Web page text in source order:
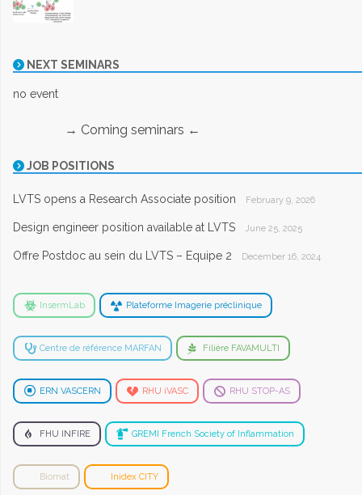
NEXT SEMINARS
no event
→ Coming seminars ←
JOB POSITIONS
LVTS opens a Research Associate position February 9, 2026
Design engineer position available at LVTS June 25, 2025
Offre Postdoc au sein du LVTS – Equipe 2 December 16, 2024
InsermLab Plateforme Imagerie préclinique
Centre de référence MARFAN Filière FAVAMULTI
ERN VASCERN RHU iVASC RHU STOP-AS
FHU INFIRE GREMI French Society of Inflammation
Biomat Inidex CITY